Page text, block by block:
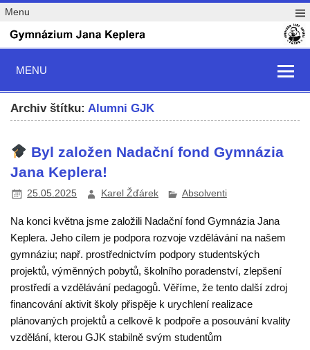
Menu
MENU
Archiv štítku:Alumni GJK
Byl založen Nadační fond Gymnázia
Jana Keplera!
25.05.2025 Karel Žďárek Absolventi
Na konci května jsme založili Nadační fond Gymnázia Jana
Keplera. Jeho cílem je podpora rozvoje vzdělávání na našem
gymnáziu; např. prostřednictvím podpory studentských
projektů, výměnných pobytů, školního poradenství, zlepšení
prostředí a vzdělávání pedagogů. Věříme, že tento další zdroj
financování aktivit školy přispěje k urychlení realizace
plánovaných projektů a celkově k podpoře a posouvání kvality
vzdělání, kterou GJK stabilně svým studentům